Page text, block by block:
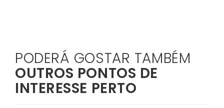
PODERÁ GOSTAR TAMBÉM
OUTROS PONTOS DE
INTERESSE PERTO